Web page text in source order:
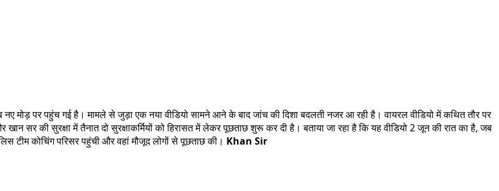
मोड़ पर पहुंच गई है। मामले से जुड़ा एक नया वीडियो सामने आने के बाद जांच की दिशा बदलती नजर आ रही है। वायरल वीडियो में कथित तौर पर
सर की सुरक्षा में तैनात दो सुरक्षाकर्मियों को हिरासत में लेकर पूछताछ शुरू कर दी है। बताया जा रहा है कि यह वीडियो 2 जून की रात का है, जब
टीम कोचिंग परिसर पहुंची और वहां मौजूद लोगों से पूछताछ की। Khan Sir